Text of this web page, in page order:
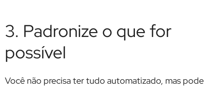
3. Padronize o que for
possível
Você não precisa ter tudo automatizado, mas pode